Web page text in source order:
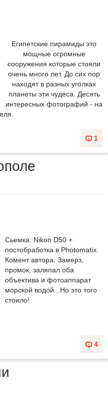
Египетские пирамиды это
мощные огромные
сооружения которые стояли
очень много лет. До сих пор
находят в разных уголках
планеты эти чудеса. Десять
интересных фотографий - на
1
Сьемка: Nikon D50 +
постобработка в Photomatix.
Комент автора: Замерз,
промок, заляпал оба
объектива и фотоаппарат
морской водой...Но это того
стоило!
4